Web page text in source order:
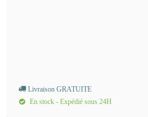
Livraison GRATUITE
En stock - Expédié sous 24H